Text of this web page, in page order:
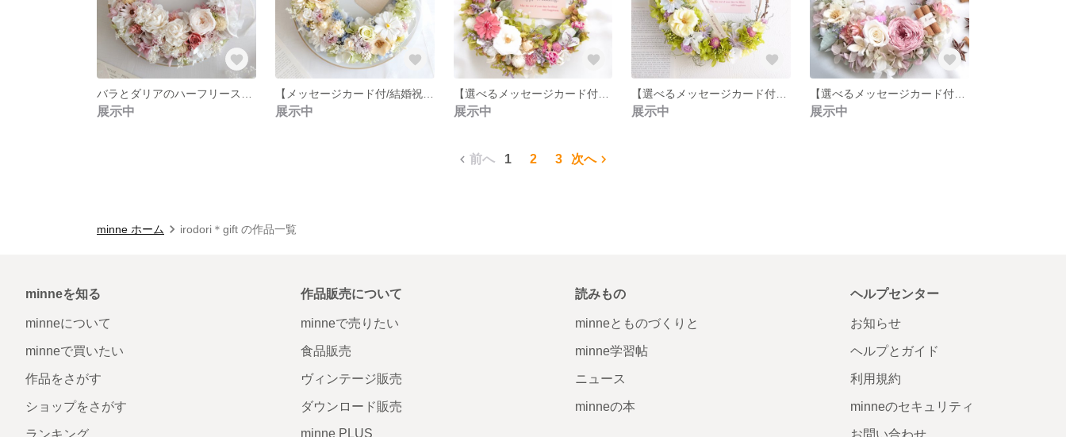
展示中
【メッセージカード付/結婚祝い/両親贈呈品/インテリア・BOXラッピング・直径約18cm】初夏を彩るジニアと紫陽花のハーフリース
展示中
【選べるメッセージカード付・母の日/結婚祝い/誕生日】ピンクとグリーンロゼの三日月リース
展示中 展示中 展示中
前へ 1 2 3 次へ
minne ホーム irodori＊gift の作品一覧
minneを知る
minneについて
minneで買いたい
作品をさがす
ショップをさがす
ランキング
作品販売について
minneで売りたい
食品販売
ヴィンテージ販売
ダウンロード販売
minne PLUS
読みもの
minneとものづくりと
minne学習帖
ニュース
minneの本
ヘルプセンター
お知らせ
ヘルプとガイド
利用規約
minneのセキュリティ
お問い合わせ